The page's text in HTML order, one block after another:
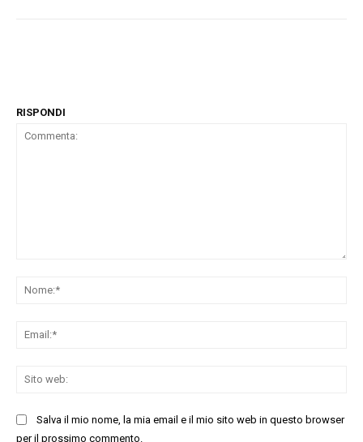
RISPONDI
Salva il mio nome, la mia email e il mio sito web in questo browser
per il prossimo commento.